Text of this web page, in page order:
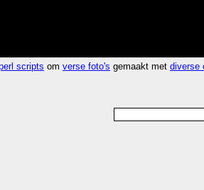
scripts omverse foto's gemaakt metdiverse